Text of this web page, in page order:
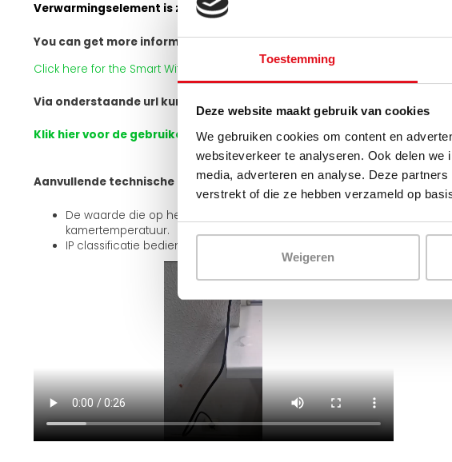
Toestemming
Deze website maakt gebruik van cookies
We gebruiken cookies om content en
websiteverkeer te analyseren. Ook delen
media, adverteren en analyse. Deze
verstrekt of die ze hebben verzameld op
Weigeren
Verwarmingselement is zowel linksonder als rechtsonder aan te sluiten
You can get more information about the product via the URL below:
Click here for the Smart Wifi Heating Element user manual
Via onderstaande url kunt u meer informatie verkrijgen over het
Klik hier voor de gebruikershandleiding van het Smart Wifi
Aanvullende technische informatie:
De waarde die op het scherm wordt weergegeven, is de waarde van de
kamertemperatuur.
IP classificatie bedieningspaneel IP44